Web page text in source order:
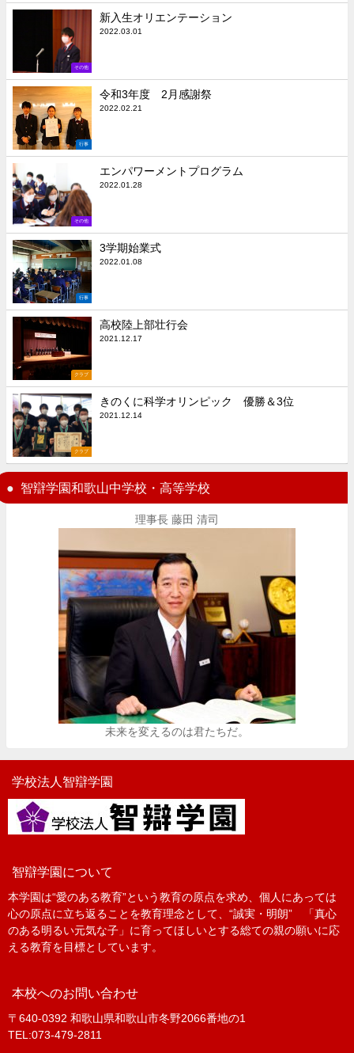
その他
新入生オリエンテーション
2022.03.01
行事
令和3年度 2月感謝祭
2022.02.21
その他
エンパワーメントプログラム
2022.01.28
行事
3学期始業式
2022.01.08
クラブ
高校陸上部壮行会
2021.12.17
クラブ
きのくに科学オリンピック 優勝＆3位
2021.12.14
智辯学園和歌山中学校・高等学校
理事長 藤田 清司
未来を変えるのは君たちだ。
学校法人智辯学園
智辯学園について
本学園は“愛のある教育”という教育の原点を求め、個人にあっては
心の原点に立ち返ることを教育理念として、“誠実・明朗” 「真心
のある明るい元気な子」に育ってほしいとする総ての親の願いに応
える教育を目標としています。
本校へのお問い合わせ
〒640-0392 和歌山県和歌山市冬野2066番地の1
TEL:073-479-2811